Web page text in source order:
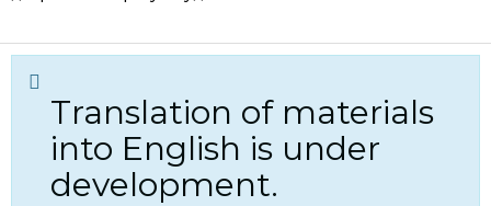
are
here
Translation of materials
into English is under
development.